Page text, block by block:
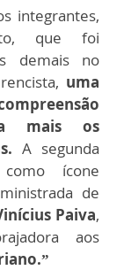
integrantes,
que foi
demais no
uma
mais os
A segunda
ícone
de
Paiva,
aos